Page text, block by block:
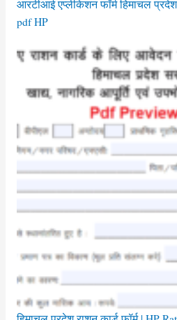
आरटीआई एप्लीकेशन फॉर्म हिमाचल
pdf HP